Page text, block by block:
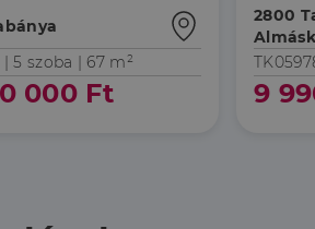
|5 szoba | 67 m²
000 Ft
2800
9